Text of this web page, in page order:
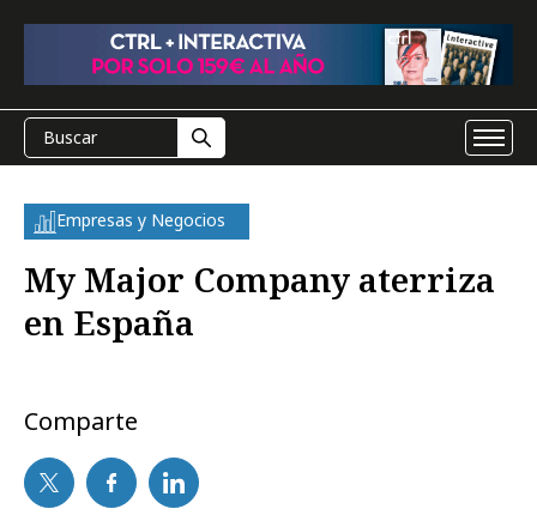
Empresas y Negocios
My Major Company aterriza
en España
Comparte